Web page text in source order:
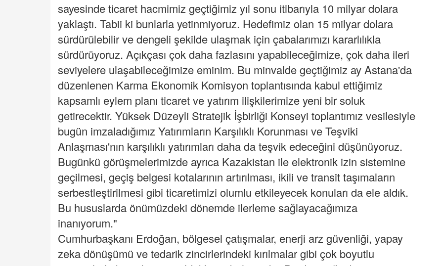
sayesinde ticaret hacmimiz geçtiğimiz yıl sonu itibarıyla 10 milyar dolara
yaklaştı. Tabii ki bunlarla yetinmiyoruz. Hedefimiz olan 15 milyar dolara
sürdürülebilir ve dengeli şekilde ulaşmak için çabalarımızı kararlılıkla
sürdürüyoruz. Açıkçası çok daha fazlasını yapabileceğimize, çok daha ileri
seviyelere ulaşabileceğimize eminim. Bu minvalde geçtiğimiz ay Astana'da
düzenlenen Karma Ekonomik Komisyon toplantısında kabul ettiğimiz
kapsamlı eylem planı ticaret ve yatırım ilişkilerimize yeni bir soluk
getirecektir. Yüksek Düzeyli Stratejik İşbirliği Konseyi toplantımız vesilesiyle
bugün imzaladığımız Yatırımların Karşılıklı Korunması ve Teşviki
Anlaşması'nın karşılıklı yatırımları daha da teşvik edeceğini düşünüyoruz.
Bugünkü görüşmelerimizde ayrıca Kazakistan ile elektronik izin sistemine
geçilmesi, geçiş belgesi kotalarının artırılması, ikili ve transit taşımaların
serbestleştirilmesi gibi ticaretimizi olumlu etkileyecek konuları da ele aldık.
Bu hususlarda önümüzdeki dönemde ilerleme sağlayacağımıza
inanıyorum."
Cumhurbaşkanı Erdoğan, bölgesel çatışmalar, enerji arz güvenliği, yapay
zeka dönüşümü ve tedarik zincirlerindeki kırılmalar gibi çok boyutlu